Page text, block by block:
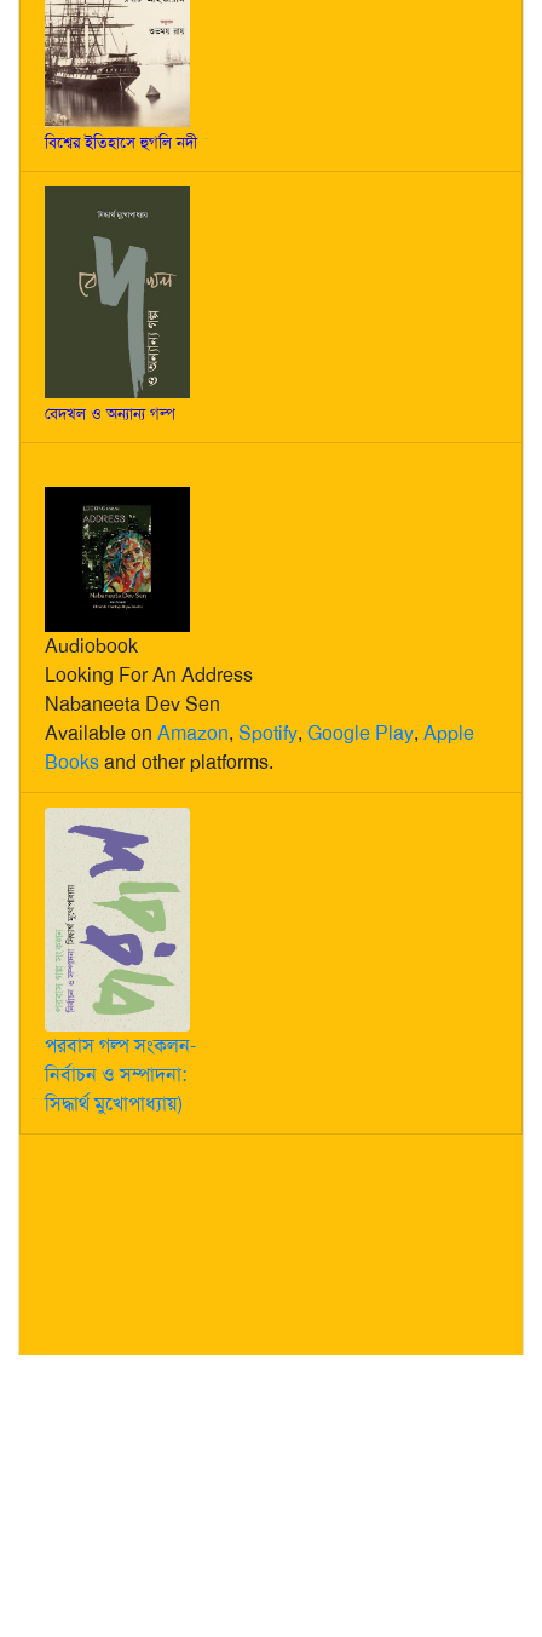
বিশ্বের ইতিহাসে হুগলি নদী
বেদখল ও অন্যান্য গল্প
Audiobook
Looking For An Address
Nabaneeta Dev Sen
Available on Amazon, Spotify, Google Play, Apple
Booksand other platforms.
পরবাস গল্প সংকলন-
নির্বাচন ও সম্পাদনা:
সিদ্ধার্থ মুখোপাধ্যায়)